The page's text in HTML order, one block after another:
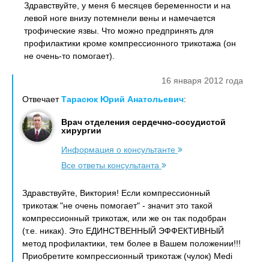
Здравствуйте, у меня 6 месяцев беременности и на
левой ноге внизу потемнели вены и намечается
трофические язвы. Что можно предпринять для
профилактики кроме компрессионного трикотажа (он
не очень-то помогает).
16 января 2012 года
ОтвечаетТарасюк Юрий Анатольевич:
Врач отделения сердечно-сосудистой
хирургии
Информация о консультанте
Все ответы консультанта
Здравствуйте, Виктория! Если компрессионный
трикотаж "не очень помогает" - значит это такой
компрессионный трикотаж, или же он так подобран
(т.е. никак). Это ЕДИНСТВЕННЫЙ ЭФФЕКТИВНЫЙ
метод профилактики, тем более в Вашем положении!!!
Приобретите компрессионный трикотаж (чулок) Medi